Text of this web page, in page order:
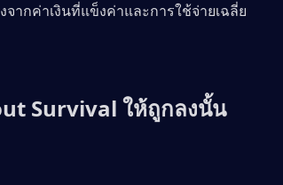
ากค่าเงินที่แข็งค่าและการใช้จ่ายเฉลี่ย
Survival ให้ถูกลงนั้น